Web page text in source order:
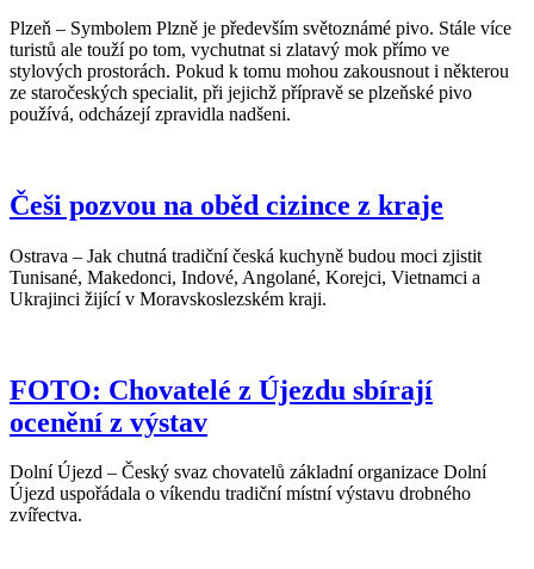
Plzeň – Symbolem Plzně je především světoznámé pivo. Stále více
turistů ale touží po tom, vychutnat si zlatavý mok přímo ve
stylových prostorách. Pokud k tomu mohou zakousnout i některou
ze staročeských specialit, při jejichž přípravě se plzeňské pivo
používá, odcházejí zpravidla nadšeni.
Češi pozvou na oběd cizince z kraje
Ostrava – Jak chutná tradiční česká kuchyně budou moci zjistit
Tunisané, Makedonci, Indové, Angolané, Korejci, Vietnamci a
Ukrajinci žijící v Moravskoslezském kraji.
FOTO: Chovatelé z Újezdu sbírají
ocenění z výstav
Dolní Újezd – Český svaz chovatelů základní organizace Dolní
Újezd uspořádala o víkendu tradiční místní výstavu drobného
zvířectva.